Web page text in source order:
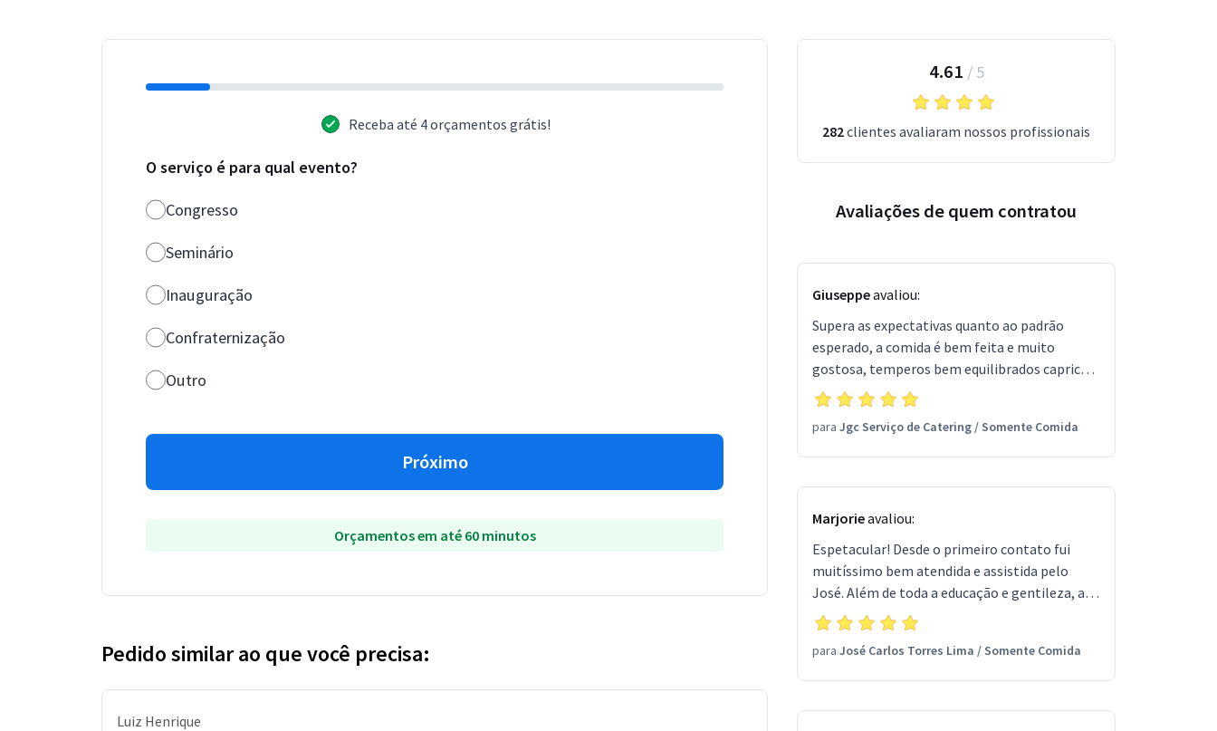
Receba até 4 orçamentos grátis!
O serviço é para qual evento?
Congresso
Seminário
Inauguração
Confraternização
Outro
Próximo
Orçamentos em até 60 minutos
Pedido similar ao que você precisa:
Luiz Henrique
4.61 / 5
282clientes avaliaram nossos profissionais
Avaliações de quem contratou
Giuseppeavaliou:
Supera as expectativas quanto ao padrão
esperado, a comida é bem feita e muito
gostosa, temperos bem equilibrados capricho
em todos os detalhes e atendimento da
equipe excelente. Sem dúvida contratarei
novamente.
para Jgc Serviço de Catering/Somente Comida
Marjorieavaliou:
Espetacular! Desde o primeiro contato fui
muitíssimo bem atendida e assistida pelo
José. Além de toda a educação e gentileza, a
comida é SENSACIONAL! Tudo extremamente
gostoso, bem feito e de muita qualidade.
Serviço impecável do início ao fim! Muito grata
pelo evento perfeito!
para José Carlos Torres Lima /Somente Comida